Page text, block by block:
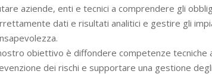
aziende, enti e tecnici a comprendere gli
dati e risultati analitici e gestire gli
obiettivo è diffondere competenze tecniche
dei rischi e supportare una gestione